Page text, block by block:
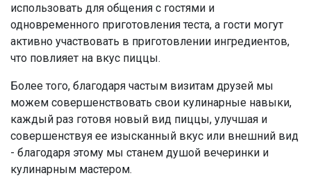
использовать для общения с гостями и
одновременного приготовления теста, а гости могут
активно участвовать в приготовлении ингредиентов,
что повлияет на вкус пиццы.
Более того, благодаря частым визитам друзей мы
можем совершенствовать свои кулинарные навыки,
каждый раз готовя новый вид пиццы, улучшая и
совершенствуя ее изысканный вкус или внешний вид
- благодаря этому мы станем душой вечеринки и
кулинарным мастером.